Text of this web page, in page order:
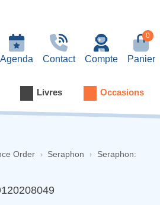
Agenda Contact Compte
0
Panier
Livres Occasions
Order Seraphon
Seraphon: